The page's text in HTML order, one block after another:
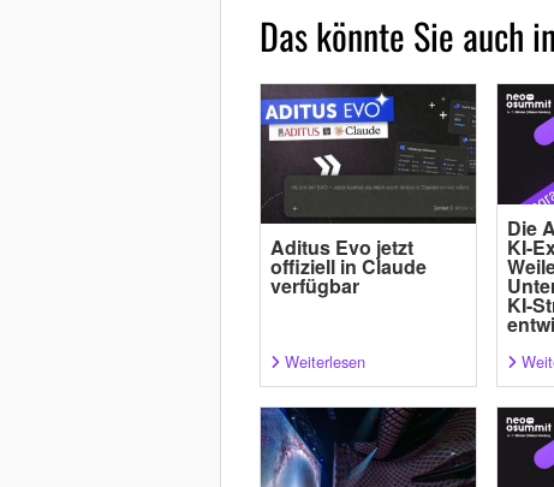
Das könnte Sie auch
Aditus Evo jetzt
offiziell in Claude
verfügbar
Weiterlesen
Die
KI-
KI-